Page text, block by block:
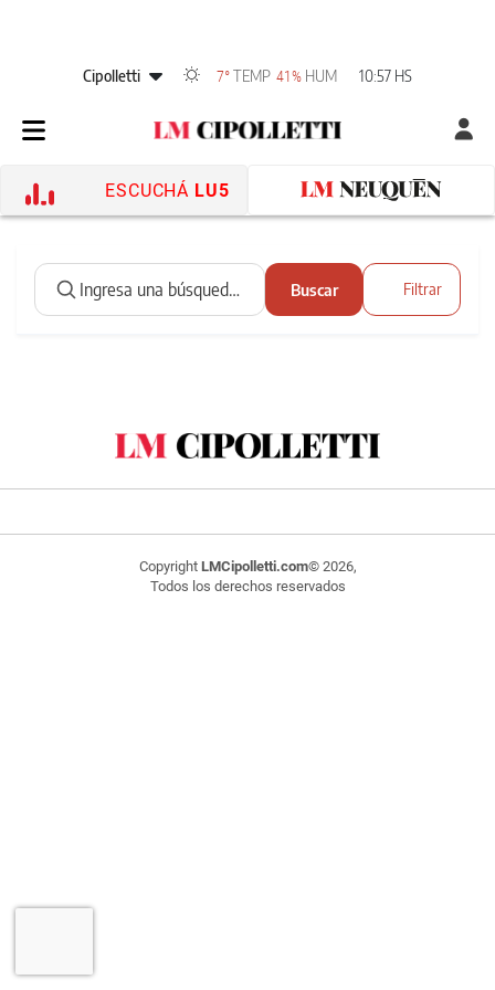
Cipolletti 7°TEMP 41% HUM 10:57 HS
ESCUCHÁ LU5
Buscar Filtrar
Copyright LMCipolletti.com© 2026,
Todos los derechos reservados